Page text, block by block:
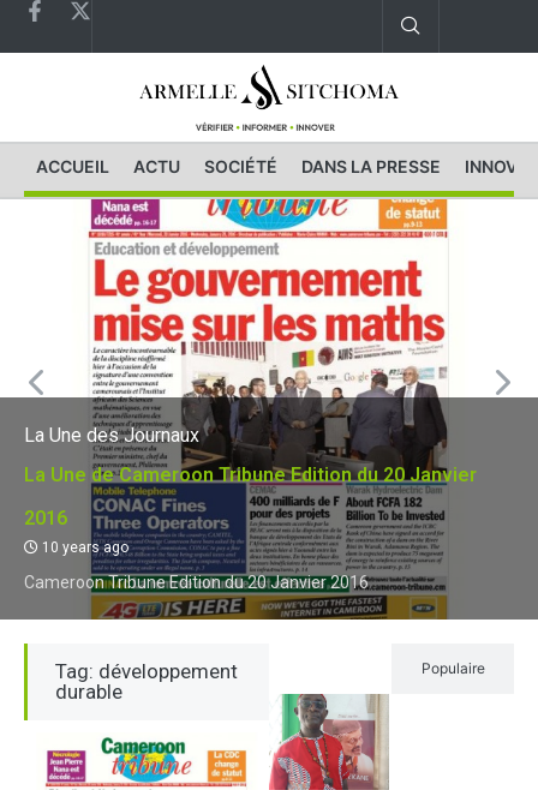
ACCUEIL ACTU SOCIÉTÉ DANS LA PRESSE
La Une des Journaux
La Une de Cameroon Tribune Edition du 20 Janvier
2016
10 years ago
Cameroon Tribune Edition du 20 Janvier 2016
Tag: développement
durable
Populaire